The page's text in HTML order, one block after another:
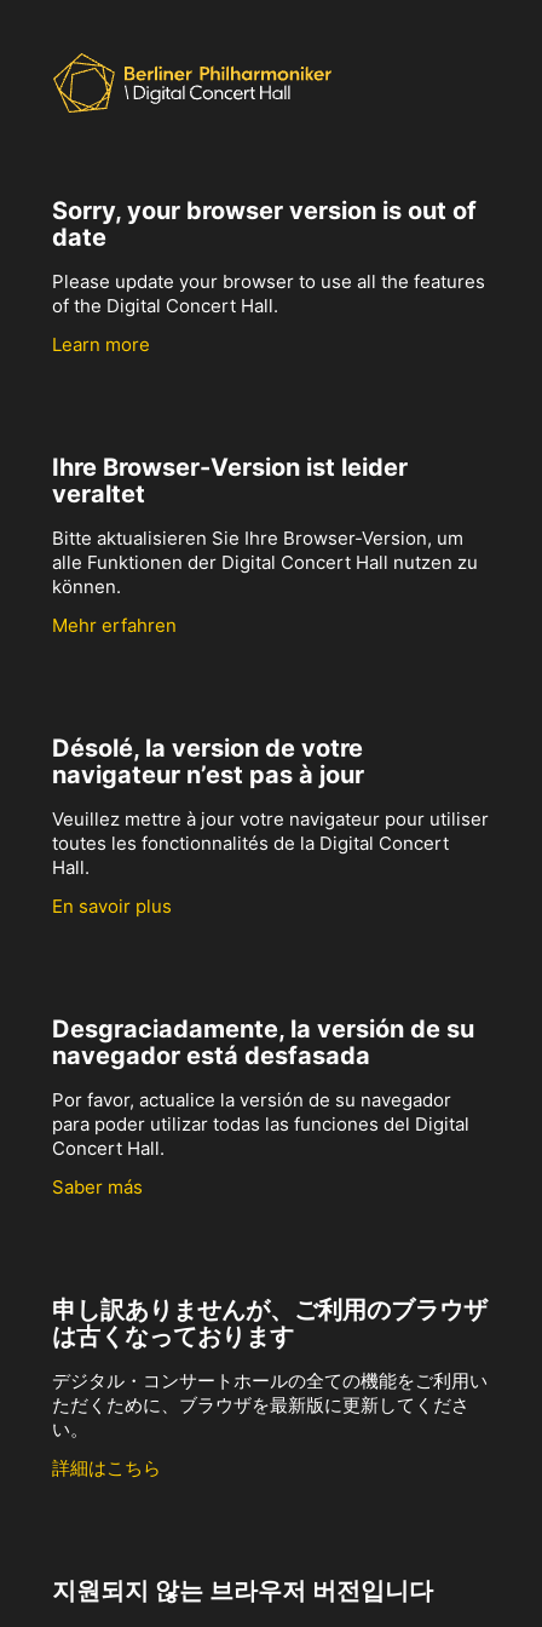
Sorry, your browser version is out of
date
Please update your browser to use all the features
of the Digital Concert Hall.
Learn more
Ihre Browser-Version ist leider
veraltet
Bitte aktualisieren Sie Ihre Browser-Version, um
alle Funktionen der Digital Concert Hall nutzen zu
können.
Mehr erfahren
Désolé, la version de votre
navigateur n’est pas à jour
Veuillez mettre à jour votre navigateur pour utiliser
toutes les fonctionnalités de la Digital Concert
Hall.
En savoir plus
Desgraciadamente, la versión de su
navegador está desfasada
Por favor, actualice la versión de su navegador
para poder utilizar todas las funciones del Digital
Concert Hall.
Saber más
申し訳ありませんが、ご利用のブラウザ
は古くなっております
デジタル・コンサートホールの全ての機能をご利用い
ただくために、ブラウザを最新版に更新してくださ
い。
詳細はこちら
지원되지 않는 브라우저 버전입니다